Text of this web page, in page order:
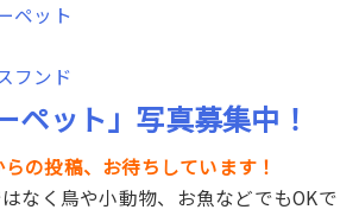
ペット
フンド
ペット」写真募集中！
の投稿、お待ちしています！
なく鳥や小動物、お魚などでもOKで